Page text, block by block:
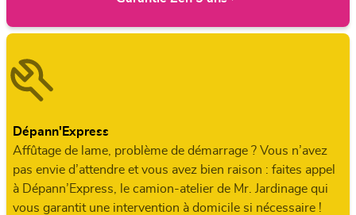
Dépann'Express
Affûtage de lame, problème de démarrage ? Vous n’avez
pas envie d’attendre et vous avez bien raison : faites appel
à Dépann’Express, le camion-atelier de Mr. Jardinage qui
vous garantit une intervention à domicile si nécessaire !